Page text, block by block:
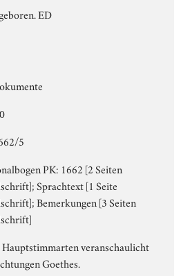
ED
5
PK: 1662 [2 Seiten
Sprachtext [1 Seite
Bemerkungen [3 Seiten
veranschaulicht
Goethes.